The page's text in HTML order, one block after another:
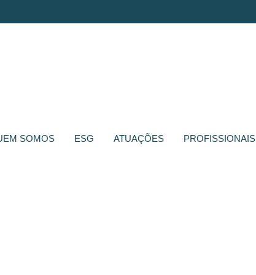
SOMOS ESG ATUAÇÕES PROFISSIONAIS